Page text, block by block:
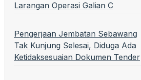
Larangan Operasi Galian C
Pengerjaan Jembatan Sebawang
Tak Kunjung Selesai, Diduga Ada
Ketidaksesuaian Dokumen Tender